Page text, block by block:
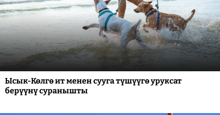
Ысык-Көлгө ит менен сууга түшүүгө уруксат
берүүнү суранышты